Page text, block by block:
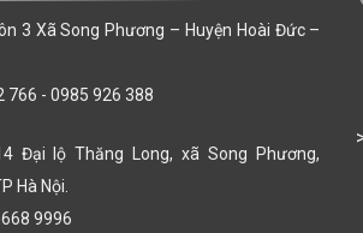
3 Xã Song Phương – Huyện Hoài Đức –
766 - 0985 926 388
Đại lộ Thăng Long, xã Song Phương,
Hà Nội.
9996